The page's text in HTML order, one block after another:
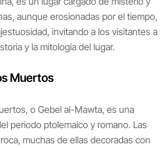
aunque erosionadas por el tiempo,
invitando a los visitantes a
y la mitología del lugar.
Muertos
o Gebel al-Mawta, es una
periodo ptolemaico y romano. Las
muchas de ellas decoradas con